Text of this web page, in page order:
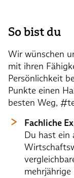
So bist du
Wir wünschen
mit ihren
Persönlichkeit
Punkte einen
besten Weg,
Fachliche
Du hast ein